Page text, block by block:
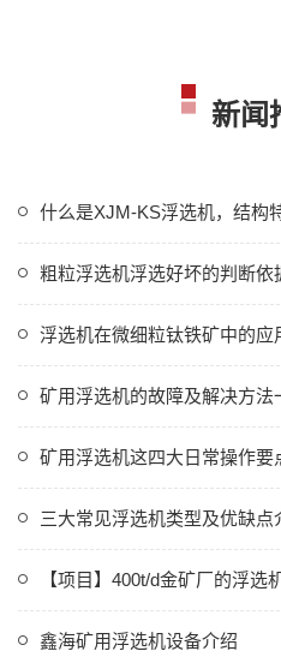
新闻
什么是XJM-KS浮选机，结构
粗粒浮选机浮选好坏的判断依
浮选机在微细粒钛铁矿中的应
矿用浮选机的故障及解决方法
矿用浮选机这四大日常操作要
三大常见浮选机类型及优缺点
【项目】400t/d金矿厂的浮选
鑫海矿用浮选机设备介绍